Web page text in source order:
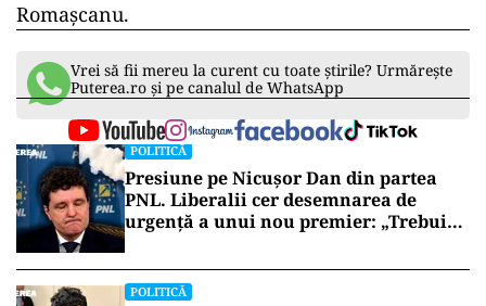
Romașcanu.
Vrei să fii mereu la curent cu toate știrile? Urmărește
Puterea.ro și pe canalul de WhatsApp
POLITICĂ
Presiune pe Nicușor Dan din partea
PNL. Liberalii cer desemnarea de
urgență a unui nou premier: „Trebuie
POLITICĂ